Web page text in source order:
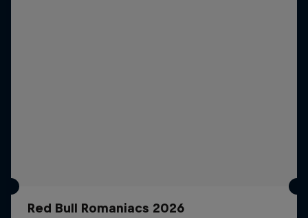
Red Bull Romaniacs 2026